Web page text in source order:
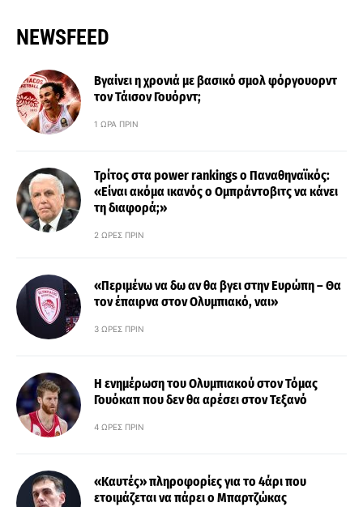
NEWSFEED
Βγαίνει η χρονιά με βασικό σμολ φόργουορντ
τον Τάισον Γουόρντ;
1 ΏΡΑ ΠΡΙΝ
Τρίτος στα power rankings ο Παναθηναϊκός:
«Είναι ακόμα ικανός ο Ομπράντοβιτς να κάνει
τη διαφορά;»
2 ΏΡΕΣ ΠΡΙΝ
«Περιμένω να δω αν θα βγει στην Ευρώπη – Θα
τον έπαιρνα στον Ολυμπιακό, ναι»
3 ΏΡΕΣ ΠΡΙΝ
Η ενημέρωση του Ολυμπιακού στον Τόμας
Γουόκαπ που δεν θα αρέσει στον Τεξανό
4 ΏΡΕΣ ΠΡΙΝ
«Καυτές» πληροφορίες για το 4άρι που
ετοιμάζεται να πάρει ο Μπαρτζώκας